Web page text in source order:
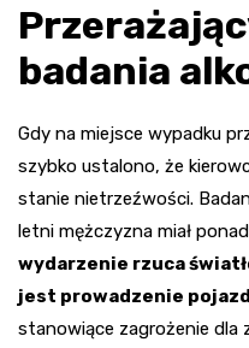
badania
Gdy na miejsce wypadku
szybko ustalono, że
stanie nietrzeźwości.
letni mężczyzna miał
wydarzenie rzuca
jest prowadzenie
stanowiące zagrożenie dla